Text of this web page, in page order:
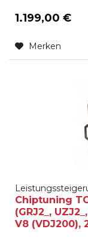
1.199,00 €
Merken
Chiptuning
(GRJ2_,
V8 (VDJ200),